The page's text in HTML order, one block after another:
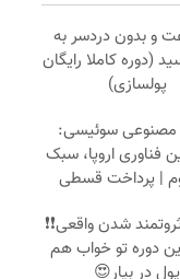
و بدون دردسر به
(دوره کاملا رایگان
پولسازی)
مصنوعی سوئیسی:
فناوری اروپا، سبک
| پرداخت قسطی
شدن واقعی❗❗
دوره تو خواب هم
پول در بیار😍